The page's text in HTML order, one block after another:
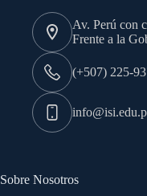
Av. Perú con
Frente a la
(+507) 225-
Sobre Nosotros